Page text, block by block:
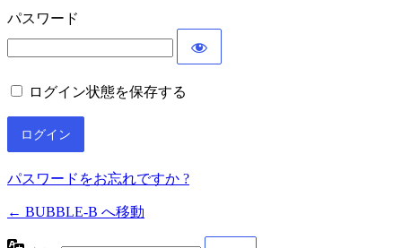
パスワード
ログイン状態を保存する
パスワードをお忘れですか ?
← BUBBLE-B へ移動